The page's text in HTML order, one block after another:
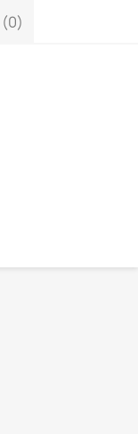
(0)